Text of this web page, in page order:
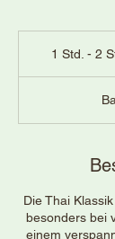
1 Std. - 2
Die Thai
besonders bei
einem